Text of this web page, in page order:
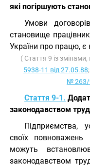
які погіршують
Умови
становище
України про працю, є
( Стаття 9 із
5938-11 від 27.05.88
№ 263/
Стаття 9-1.
законодавством
Підприємства,
своїх
можуть
законодавством